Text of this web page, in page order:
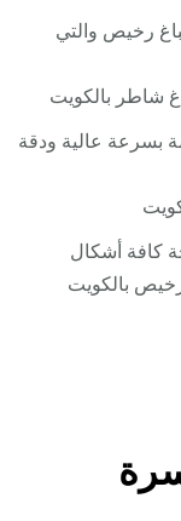
رخيص والتي
شاطر بالكويت
بسرعة عالية ودقة
كافة أشكال
بالكويت